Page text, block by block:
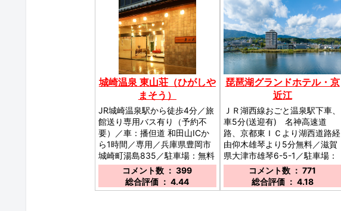
城崎温泉 東山荘（ひがしや
まそう）
JR城崎温泉駅から徒歩4分／旅
館送り専用バス有り（予約不
要）／車：播但道 和田山ICか
ら1時間／専用／兵庫県豊岡市
城崎町湯島835／駐車場：無料
専用駐車場25台（チェックイ
ン・アウト前後も駐車可、駐車
の場合必ずフロントにお知らせ
コメント数 ： 399
総合評価 ： 4.44
琵琶湖グランドホテル・京
近江
ＪＲ湖西線おごと温泉駅下車、
車5分(送迎有) 名神高速道
路、京都東ＩＣより湖西道路経
由仰木雄琴より5分無料／滋賀
県大津市雄琴6-5-1／駐車場：
有り 350台 無料 予約不要
コメント数 ： 771
総合評価 ： 4.18